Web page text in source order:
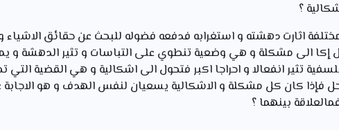
؟
اثارت دهشته و استغرابه فدفعه فضوله للبحث عن حقائق الاشياء
إكا الى مشكلة و هي وضعية تنطوي على التباسات و تثير الدهشة و
تثير انفعالا و احراجا اكبر فتحول الى اشكالية و هي القضية التي
فإذا كان كل مشكلة و الاشكالية يسعيان لنفس الهدف و هو الاجابة
بينهما ؟